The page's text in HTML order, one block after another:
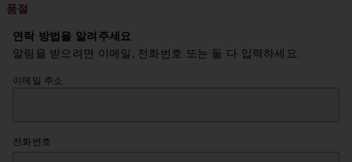
품절
연락 방법을 알려주세요
알림을 받으려면 이메일, 전화번호 또는 둘 다 입력하세요.
이메일 주소
전화번호